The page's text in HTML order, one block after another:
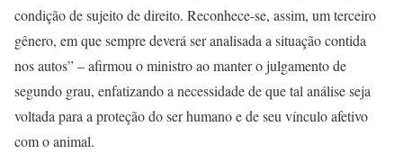
condição de sujeito de direito. Reconhece-se, assim, um terceiro
gênero, em que sempre deverá ser analisada a situação contida
nos autos” – afirmou o ministro ao manter o julgamento de
segundo grau, enfatizando a necessidade de que tal análise seja
voltada para a proteção do ser humano e de seu vínculo afetivo
com o animal.